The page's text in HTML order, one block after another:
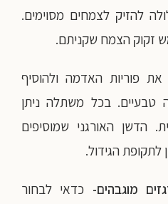
להזיק לצמחים מסוימים.
זקוק הצמח שקניתם.
את פוריות האדמה ולהוסיף
טבעיים. בכל משתלה ניתן
הדשן האורגני שמוסיפים
הגידול.
מוגבהים- כדאי לבחור